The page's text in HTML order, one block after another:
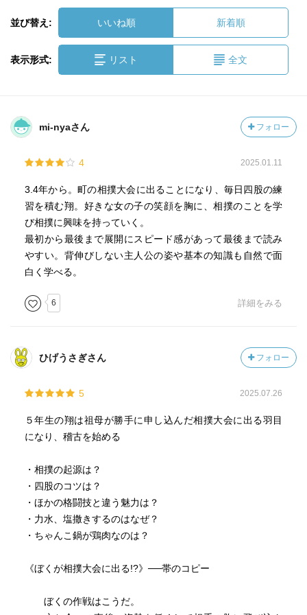
並び替え: いいね順 新着順
表示形式: リスト 全文
mi-nyaさん フォロー
4 2025.01.11
3.4年から。町の相撲大会に出ることになり、毎日四股の練
習を積む翔。好きな女の子の笑顔を胸に、相撲のことを学
び相撲に興味を持っていく。
最初から最後まで展開にスピード感があって最後まで読み
やすい。背伸びしない主人公の姿や基本の知識も自然で面
白く学べる。
6 詳細をみる
ひげうさぎさん フォロー
5 2025.07.26
５年生の翔は祖母が勝手に申し込んだ相撲大会に出る羽目
になり、稽古を始める
・相撲の起源は？
・四股のコツは？
・ほかの格闘技と違う魅力は？
・力水、塩撒きするのはなぜ？
・ちゃんこ鍋が鶏肉なのは？
《ぼくが相撲大会に出る!?》──帯のコピー
ぼくの作戦はこうだ。